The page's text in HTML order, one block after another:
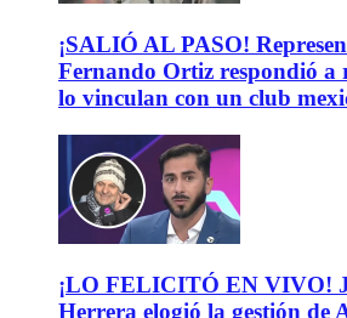
¡SALIÓ AL PASO!
Fernando Ortiz respondió a
lo vinculan con un club
¡LO FELICITÓ EN VIVO!
Herrera elogió la gestión de